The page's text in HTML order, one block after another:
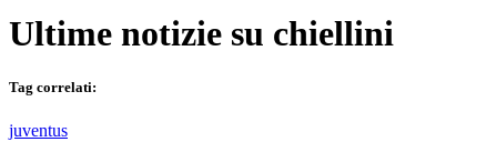
Ultime notizie su chiellini
Tag correlati:
juventus